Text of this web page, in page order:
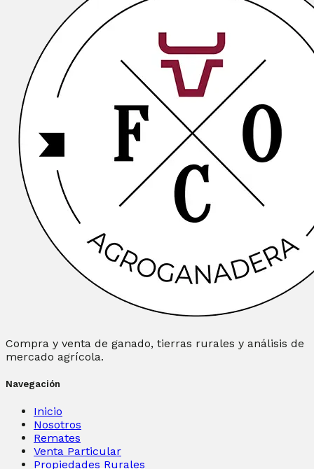
Compra y venta de ganado, tierras rurales y análisis de
mercado agrícola.
Navegación
Inicio
Nosotros
Remates
Venta Particular
Propiedades Rurales